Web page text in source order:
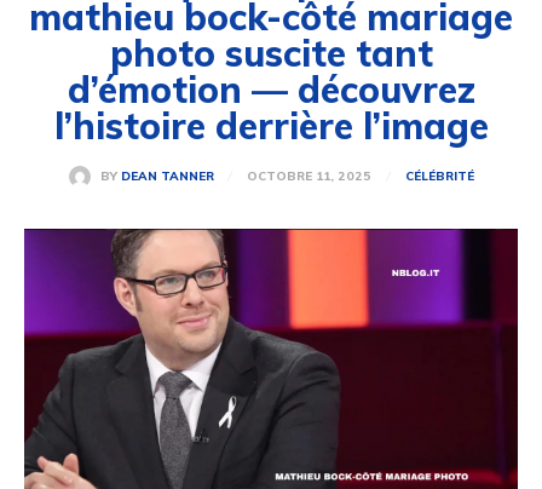
mathieu bock-côté mariage
photo suscite tant
d’émotion — découvrez
l’histoire derrière l’image
BY DEAN TANNER OCTOBRE 11, 2025 CÉLÉBRITÉ